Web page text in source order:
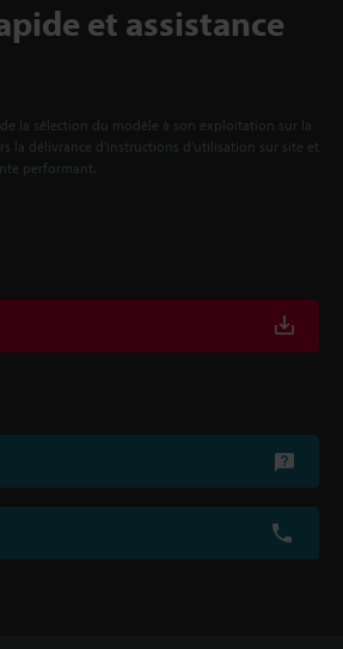
et assistance
de la sélection du modèle à son exploitation sur la
la délivrance d'instructions d'utilisation sur site et
performant.